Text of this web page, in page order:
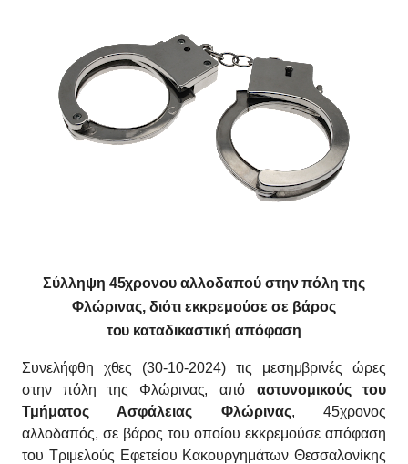
Σύλληψη 45χρονου αλλοδαπού στην πόλη της
Φλώρινας, διότι εκκρεμούσε σε βάρος
του καταδικαστική απόφαση
Συνελήφθη χθες (30-10-2024) τις μεσημβρινές ώρες
στην πόλη της Φλώρινας, από αστυνομικούς του
Τμήματος Ασφάλειας Φλώρινας, 45χρονος
αλλοδαπός, σε βάρος του οποίου εκκρεμούσε απόφαση
του Τριμελούς Εφετείου Κακουργημάτων Θεσσαλονίκης